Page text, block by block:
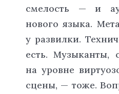
смелость — и
нового языка.
у развилки.
есть. Музыканты,
на уровне
сцены, — тоже.